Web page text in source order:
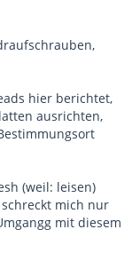
hier berichtet,
ausrichten,
(weil: leisen)
mich nur
mit diesem